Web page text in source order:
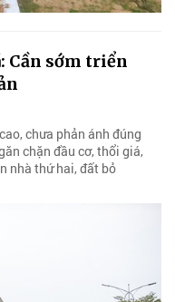
Cần sớm triển
chưa phản ánh đúng
chặn đầu cơ, thổi giá,
nhà thứ hai, đất bỏ